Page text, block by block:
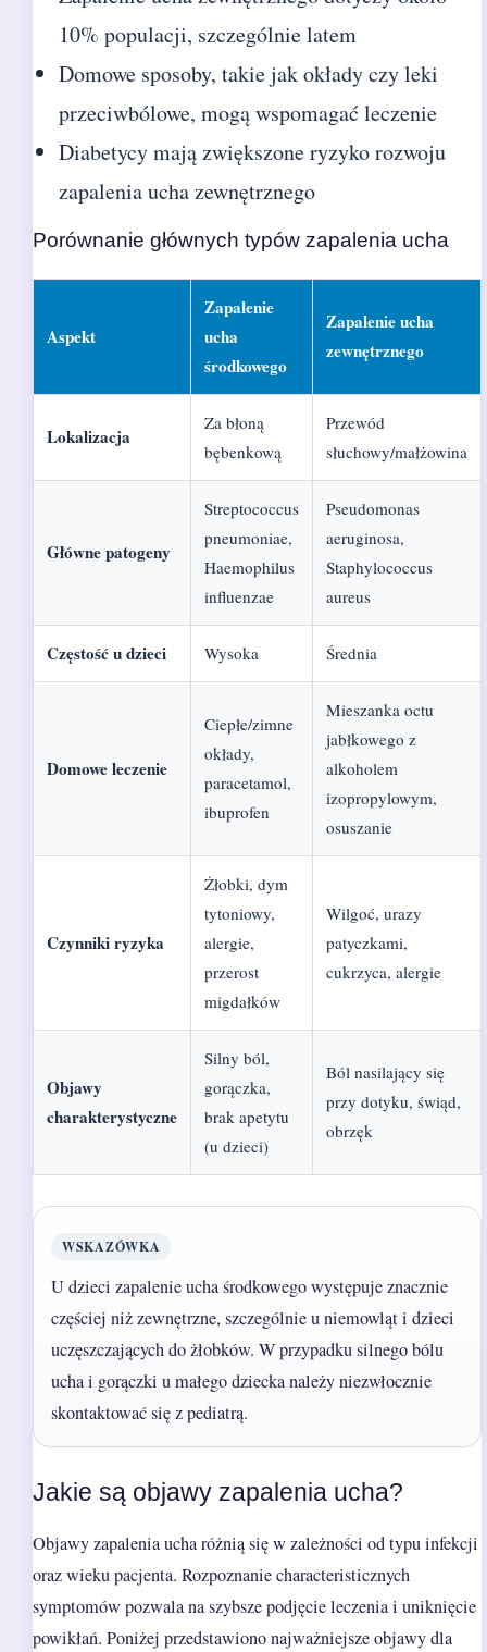
10% populacji, szczególnie latem
Domowe sposoby, takie jak okłady czy leki
przeciwbólowe, mogą wspomagać leczenie
Diabetycy mają zwiększone ryzyko rozwoju
zapalenia ucha zewnętrznego
Porównanie głównych typów zapalenia ucha
Aspekt
Zapalenie
ucha
środkowego
Zapalenie ucha
zewnętrznego
Lokalizacja
Za błoną
bębenkową
Przewód
słuchowy/małżowina
Główne patogeny
Streptococcus
pneumoniae,
Haemophilus
influenzae
Pseudomonas
aeruginosa,
Staphylococcus
aureus
Częstość u dzieci Wysoka Średnia
Domowe leczenie
Ciepłe/zimne
okłady,
paracetamol,
ibuprofen
Mieszanka octu
jabłkowego z
alkoholem
izopropylowym,
osuszanie
Czynniki ryzyka
Żłobki, dym
tytoniowy,
alergie,
przerost
migdałków
Wilgoć, urazy
patyczkami,
cukrzyca, alergie
Objawy
charakterystyczne
Silny ból,
gorączka,
brak apetytu
(u dzieci)
Ból nasilający się
przy dotyku, świąd,
obrzęk
WSKAZÓWKA
U dzieci zapalenie ucha środkowego występuje znacznie
częściej niż zewnętrzne, szczególnie u niemowląt i dzieci
uczęszczających do żłobków. W przypadku silnego bólu
ucha i gorączki u małego dziecka należy niezwłocznie
skontaktować się z pediatrą.
Jakie są objawy zapalenia ucha?
Objawy zapalenia ucha różnią się w zależności od typu infekcji
oraz wieku pacjenta. Rozpoznanie characteristicznych
symptomów pozwala na szybsze podjęcie leczenia i uniknięcie
powikłań. Poniżej przedstawiono najważniejsze objawy dla